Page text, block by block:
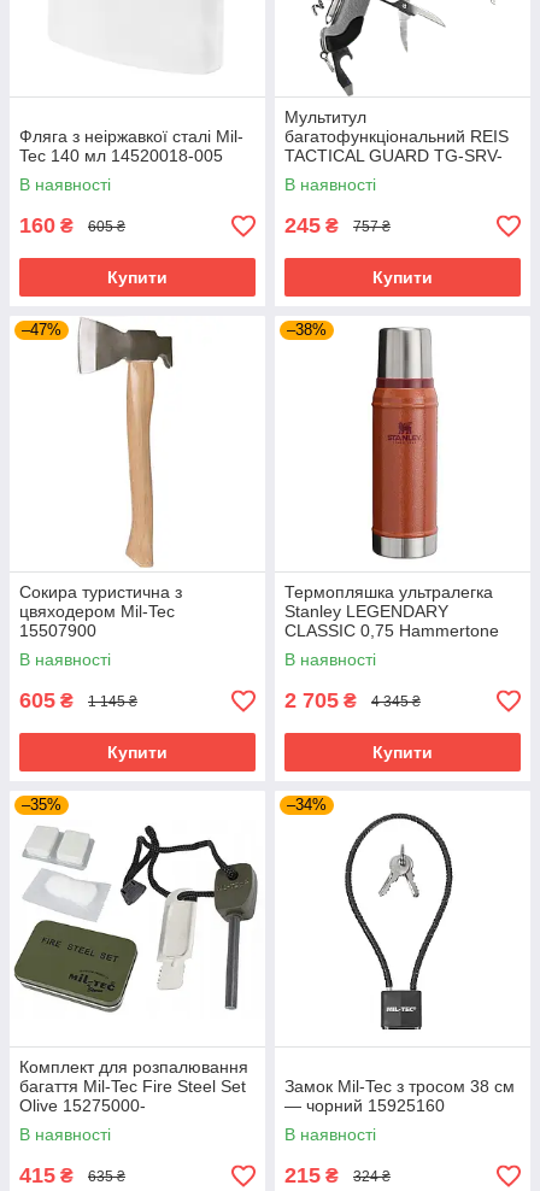
Фляга з неіржавкої сталі Mil-
Tec 140 мл 14520018-005
В наявності
160 ₴ 605 ₴
Купити
Мультитул
багатофункціональний REIS
TACTICAL GUARD TG-SRV-
MFKP-R SB сіро-чорний
В наявності
245 ₴ 757 ₴
Купити
–47%
Сокира туристична з
цвяходером Mil-Tec
15507900
В наявності
605 ₴ 1 145 ₴
Купити
–38%
Термопляшка ультралегка
Stanley LEGENDARY
CLASSIC 0,75 Hammertone
Clay 10-01612-065
В наявності
2 705 ₴ 4 345 ₴
Купити
–35%
Комплект для розпалювання
багаття Mil-Tec Fire Steel Set
Olive 15275000-
В наявності
415 ₴ 635 ₴
–34%
Замок Mil-Tec з тросом 38 см
— чорний 15925160
В наявності
215 ₴ 324 ₴